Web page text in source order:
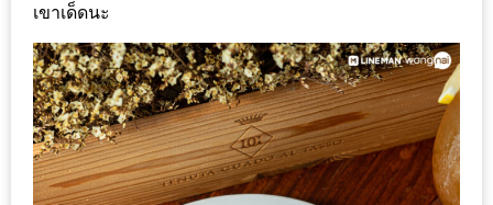
ที่สุด?
งาน
แฟร์
เรื่อง
บ้าน
ที่
เขาเด็ดนะ